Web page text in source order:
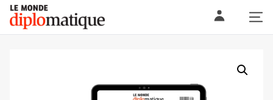
Skip
content
Le monde diplomatique